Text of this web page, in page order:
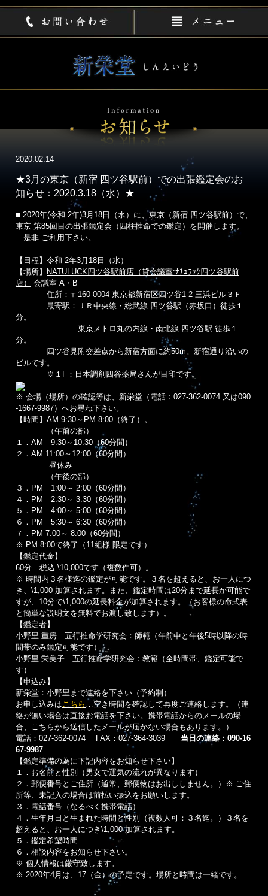
2020.02.14
★3月の東京（新宿 四ツ谷駅前）での出張鑑定会のお
知らせ：2020.3.18（水）★
■ 2020年(令和 2年)3月18日（水）に、東京（新宿 四ツ谷駅前）で、
東京 第85回目の出張鑑定会（四柱推命での鑑定）を開催します。
是非 ご利用下さい。
【日程】令和 2年3月18日（水）
【場所】
NATULUCK四ツ谷駅前店（貸会議室:ﾅﾁｭﾗｯｸ四ツ谷駅前
店）
会議室 A・B
住所：〒160-0004 東京都新宿区四ツ谷1-2 三浜ビル３Ｆ
最寄駅：ＪＲ中央線・総武線 四ツ谷駅（赤坂口）徒歩１
分。
東京メトロ丸の内線・南北線 四ツ谷駅 徒歩１
分。
四ツ谷見附交差点から新宿方面に約50m。新宿通り沿いの
ビルです。
※１F：日本調剤四谷薬局さんが目印です。
※ 会場（場所）の確認等は、新栄堂（電話：027-362-0074 又は090
-1667-9987）へお尋ね下さい。
【時間】AM 9:30～PM 8:00（終了）。
（午前の部）
１．AM 9:30～10:30（60分間）
２．AM 11:00～12:00（60分間）
昼休み
（午後の部）
３．PM 1:00～ 2:00（60分間）
４．PM 2:30～ 3:30（60分間）
５．PM 4:00～ 5:00（60分間）
６．PM 5:30～ 6:30（60分間）
７．PM 7:00～ 8:00（60分間）
※ PM 8:00で終了（11組様 限定です）
【鑑定代金】
60分…税込 \10,000です（複数件可）。
※ 時間内３名様迄の鑑定が可能です。３名を超えると、お一人につ
き、\1,000 加算されます。また、鑑定時間は20分まで延長が可能で
すが、10分で\1,000の延長料金が加算されます。（お客様の命式表
と簡単な説明文を無料でお渡し致します）。
【鑑定者】
小野里 重房…五行推命学研究会：師範（午前中と午後5時以降の時
間帯のみ鑑定可能です）
小野里 栄美子…五行推命学研究会：教範（全時間帯、鑑定可能で
す）
【申込み】
新栄堂：小野里まで連絡を下さい（予約制）
お申し込みはこちら …空き時間を確認して再度ご連絡します。（連
絡が無い場合は直接お電話を下さい。携帯電話からのメールの場
合、こちらから送信したメールが届かない場合もあります。）
電話：027-362-0074 FAX：027-364-3039 当日の連絡：090-16
67-9987
【鑑定準備の為に下記内容をお知らせ下さい】
１．お名前と性別（男女で運気の流れが異なります）
２．郵便番号とご住所（通常、郵便物はお出ししません。）※ ご住
所等、未記入の場合は前払い振込をお願いします。
３．電話番号（なるべく携帯電話）
４．生年月日と生まれた時間と性別（複数人可：３名迄。）３名を
超えると、お一人につき\1,000 加算されます。
５．鑑定希望時間
６．相談内容をお知らせ下さい。
※ 個人情報は厳守致します。
※ 2020年4月は、17（金）の予定です。場所と時間は一緒です。